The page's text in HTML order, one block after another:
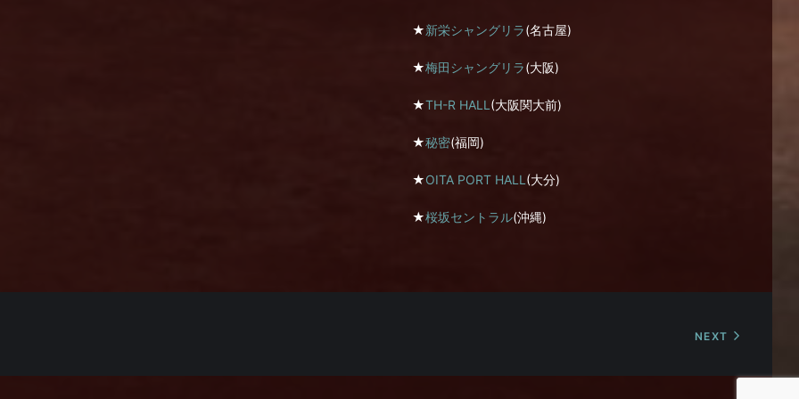
★新栄シャングリラ(名古屋)
★梅田シャングリラ(大阪)
★TH-R HALL (大阪関大前)
★秘密(福岡)
★OITA PORT HALL (大分)
★桜坂セントラル(沖縄)
NEXT